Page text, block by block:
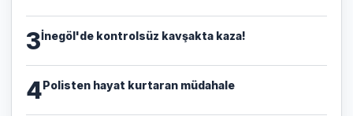
3İnegöl'de kontrolsüz kavşakta kaza!
4Polisten hayat kurtaran müdahale